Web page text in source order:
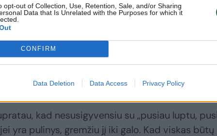
opt-out of Collection, Use, Retention, Sale, and/or Sharing
Data that Is Unrelated with the Purposes for which it
CONFIRM
Data Deletion Data Access Privacy Policy
tai pajūrio
atgaivino
dviese
statybomis:
pamatę jos
– neslepia
nuostabos
kad nesusigyvensiu su „pusiau luptu,
yra pulinys, gremžiu jį iki galo. Kad viskas būtų